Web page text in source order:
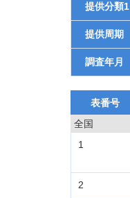
提供分類1
提供周期
調査年月
表番号
全国
1
2